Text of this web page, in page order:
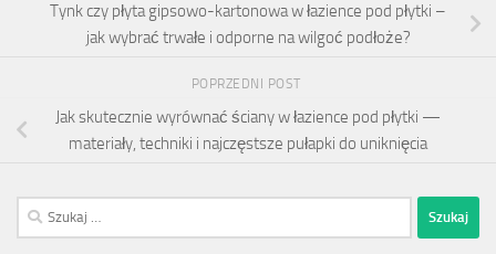
Tynk czy płyta gipsowo-kartonowa w łazience pod płytki –
jak wybrać trwałe i odporne na wilgoć podłoże?
POPRZEDNI POST
Jak skutecznie wyrównać ściany w łazience pod płytki —
materiały, techniki i najczęstsze pułapki do uniknięcia
Szukaj: